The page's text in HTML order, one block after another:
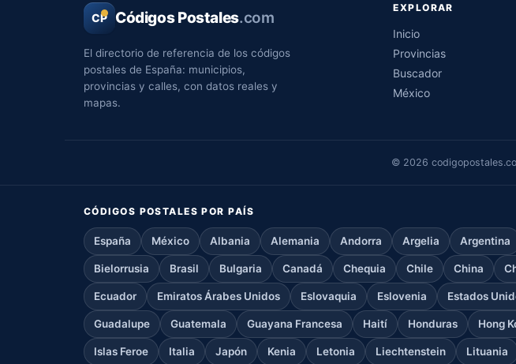
CP Códigos Postales.com
El directorio de referencia de los códigos
postales de España: municipios,
provincias y calles, con datos reales y
mapas.
EXPLORAR
Inicio
Provincias
Buscador
México
© 2026
CÓDIGOS POSTALES POR PAÍS
España México Albania Alemania Andorra Argelia Argentina
Bielorrusia Brasil Bulgaria Canadá Chequia Chile China
Ecuador Emiratos Árabes Unidos Eslovaquia Eslovenia Estados
Guadalupe Guatemala Guayana Francesa Haití Honduras Hong
Islas Feroe Italia Japón Kenia Letonia Liechtenstein Lituania